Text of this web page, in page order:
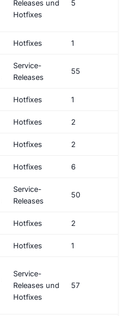
Releases und
Hotfixes
5
Hotfixes 1
Service-
Releases
55
Hotfixes 1
Hotfixes 2
Hotfixes 2
Hotfixes 6
Service-
Releases
50
Hotfixes 2
Hotfixes 1
Service-
Releases und
Hotfixes
57